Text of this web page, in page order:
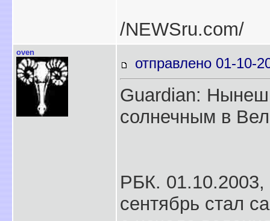
/NEWSru.com/
oven
отправлено 01-10-
Guardian:
солнечным в
РБК.
сентябрь стал